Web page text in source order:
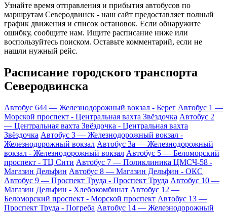
Узнайте время отправления и прибытия автобусов по
маршрутам Северодвинск - наш сайт предоставляет полный
график движения и список остановок. Если обнаружите
ошибку, сообщите нам. Ищите расписание ниже или
воспользуйтесь поиском. Оставьте комментарий, если не
нашли нужный рейс.
Расписание городского транспорта
Северодвинска
Автобус 644 — Железнодорожный вокзал - Берег Автобус 1 —
Морской проспект - Центральная вахта Звёздочка Автобус 2
— Центральная вахта Звёздочка - Центральная вахта
Звёздочка Автобус 3 — Железнодорожный вокзал -
Железнодорожный вокзал Автобус 3а — Железнодорожный
вокзал - Железнодорожный вокзал Автобус 5 — Беломорский
проспект - ТЦ Сити Автобус 7 — Поликлиника ЦМСЧ-58 -
Магазин Дельфин Автобус 8 — Магазин Дельфин - ОКС
Автобус 9 — Проспект Труда - Проспект Труда Автобус 10 —
Магазин Дельфин - Хлебокомбинат Автобус 12 —
Беломорский проспект - Морской проспект Автобус 13 —
Проспект Труда - Погреба Автобус 14 — Железнодорожный